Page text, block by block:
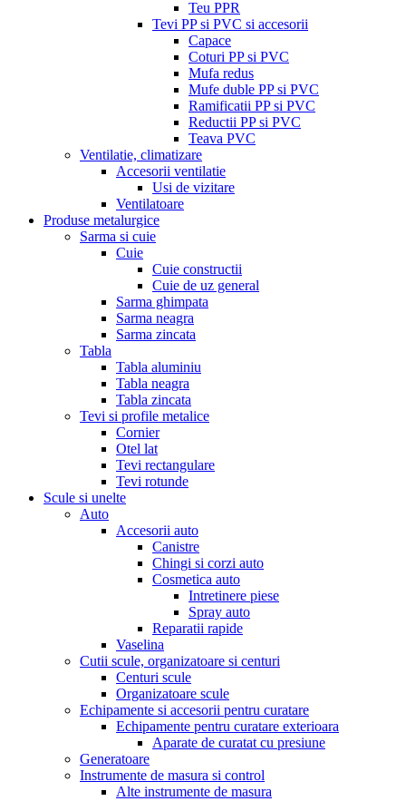
Teu PPR
Tevi PP si PVC si accesorii
Capace
Coturi PP si PVC
Mufa redus
Mufe duble PP si PVC
Ramificatii PP si PVC
Reductii PP si PVC
Teava PVC
Ventilatie, climatizare
Accesorii ventilatie
Usi de vizitare
Ventilatoare
Produse metalurgice
Sarma si cuie
Cuie
Cuie constructii
Cuie de uz general
Sarma ghimpata
Sarma neagra
Sarma zincata
Tabla
Tabla aluminiu
Tabla neagra
Tabla zincata
Tevi si profile metalice
Cornier
Otel lat
Tevi rectangulare
Tevi rotunde
Scule si unelte
Auto
Accesorii auto
Canistre
Chingi si corzi auto
Cosmetica auto
Intretinere piese
Spray auto
Reparatii rapide
Vaselina
Cutii scule, organizatoare si centuri
Centuri scule
Organizatoare scule
Echipamente si accesorii pentru curatare
Echipamente pentru curatare exterioara
Aparate de curatat cu presiune
Generatoare
Instrumente de masura si control
Alte instrumente de masura